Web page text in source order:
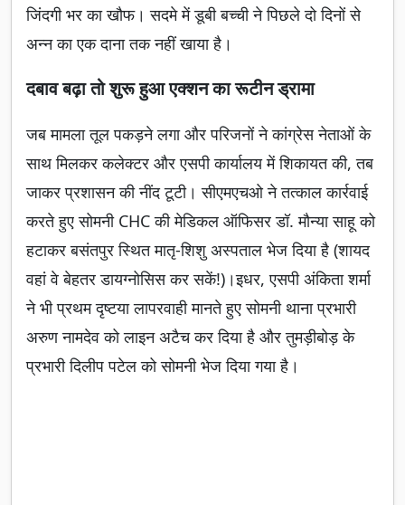
जिंदगी भर का खौफ। सदमे में डूबी बच्ची ने पिछले दो दिनों से
अन्न का एक दाना तक नहीं खाया है।
दबाव बढ़ा तो शुरू हुआ एक्शन का रूटीन ड्रामा
जब मामला तूल पकड़ने लगा और परिजनों ने कांग्रेस नेताओं के
साथ मिलकर कलेक्टर और एसपी कार्यालय में शिकायत की, तब
जाकर प्रशासन की नींद टूटी। सीएमएचओ ने तत्काल कार्रवाई
करते हुए सोमनी CHC की मेडिकल ऑफिसर डॉ. मौन्या साहू को
हटाकर बसंतपुर स्थित मातृ-शिशु अस्पताल भेज दिया है (शायद
वहां वे बेहतर डायग्नोसिस कर सकें!)।इधर, एसपी अंकिता शर्मा
ने भी प्रथम दृष्टया लापरवाही मानते हुए सोमनी थाना प्रभारी
अरुण नामदेव को लाइन अटैच कर दिया है और तुमड़ीबोड़ के
प्रभारी दिलीप पटेल को सोमनी भेज दिया गया है।